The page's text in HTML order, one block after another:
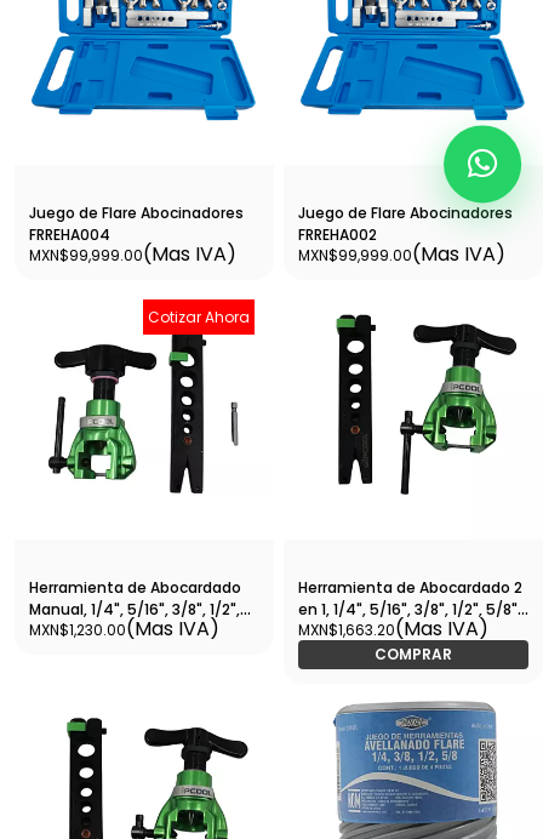
Juego de Flare Abocinadores
FRREHA004
MXN$99,999.00(Mas IVA)
Juego de Flare Abocinadores
FRREHA002
MXN$99,999.00(Mas IVA)
Cotizar Ahora
Herramienta de Abocardado
Manual, 1/4", 5/16", 3/8", 1/2",
5/8", 3/4" - WIP-EF-2
MXN$1,230.00(Mas IVA)
Herramienta de Abocardado 2
en 1, 1/4", 5/16", 3/8", 1/2", 5/8",
3/4" - WIP-EF-2L
MXN$1,663.20(Mas IVA)
COMPRAR